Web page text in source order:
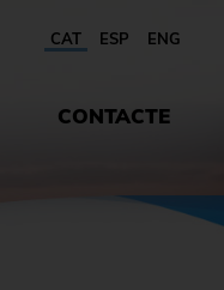
CAT ESP ENG
CONTACTE